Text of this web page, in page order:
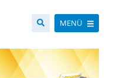
MENÜ